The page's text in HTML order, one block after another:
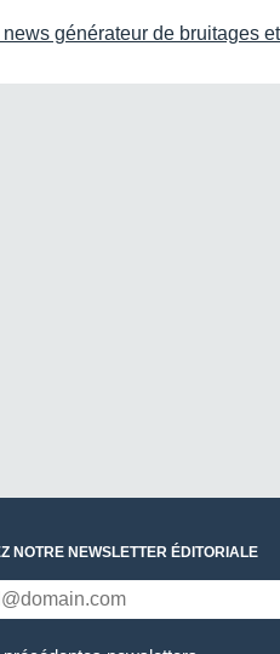
générateur de bruitages
NOTRE NEWSLETTER ÉDITORIALE